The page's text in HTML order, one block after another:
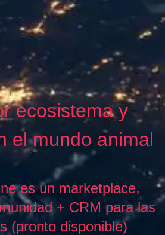
ecosistema y
el mundo animal
es un marketplace,
+ CRM para las
(pronto disponible)